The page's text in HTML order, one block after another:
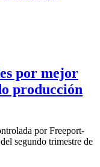
por mejor
producción
por Freeport-
segundo trimestre de